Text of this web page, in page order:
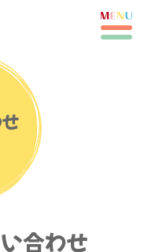
合わせ